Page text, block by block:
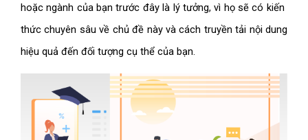
hoặc ngành của bạn trước đây là lý tưởng, vì họ sẽ có kiến ​​
thức chuyên sâu về chủ đề này và cách truyền tải nội dung
hiệu quả đến đối tượng cụ thể của bạn.